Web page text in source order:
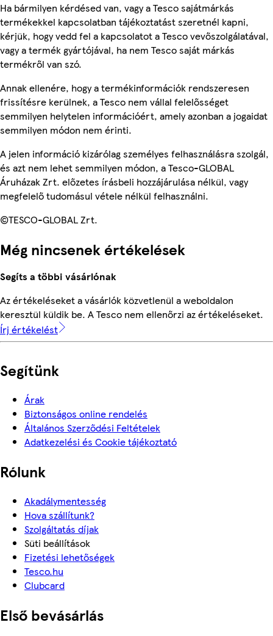
Ha bármilyen kérdésed van, vagy a Tesco sajátmárkás
termékekkel kapcsolatban tájékoztatást szeretnél kapni,
kérjük, hogy vedd fel a kapcsolatot a Tesco vevőszolgálatával,
vagy a termék gyártójával, ha nem Tesco saját márkás
termékről van szó.
Annak ellenére, hogy a termékinformációk rendszeresen
frissítésre kerülnek, a Tesco nem vállal felelősséget
semmilyen helytelen információért, amely azonban a jogaidat
semmilyen módon nem érinti.
A jelen információ kizárólag személyes felhasználásra szolgál,
és azt nem lehet semmilyen módon, a Tesco-GLOBAL
Áruházak Zrt. előzetes írásbeli hozzájárulása nélkül, vagy
megfelelő tudomásul vétele nélkül felhasználni.
©TESCO-GLOBAL Zrt.
Még nincsenek értékelések
Segíts a többi vásárlónak
Az értékeléseket a vásárlók közvetlenül a weboldalon
keresztül küldik be. A Tesco nem ellenőrzi az értékeléseket.
Írj értékelést
Segítünk
Árak
Biztonságos online rendelés
Általános Szerződési Feltételek
Adatkezelési és Cookie tájékoztató
Rólunk
Akadálymentesség
Hova szállítunk?
Szolgáltatás díjak
Süti beállítások
Fizetési lehetőségek
Tesco.hu
Clubcard
Első bevásárlás